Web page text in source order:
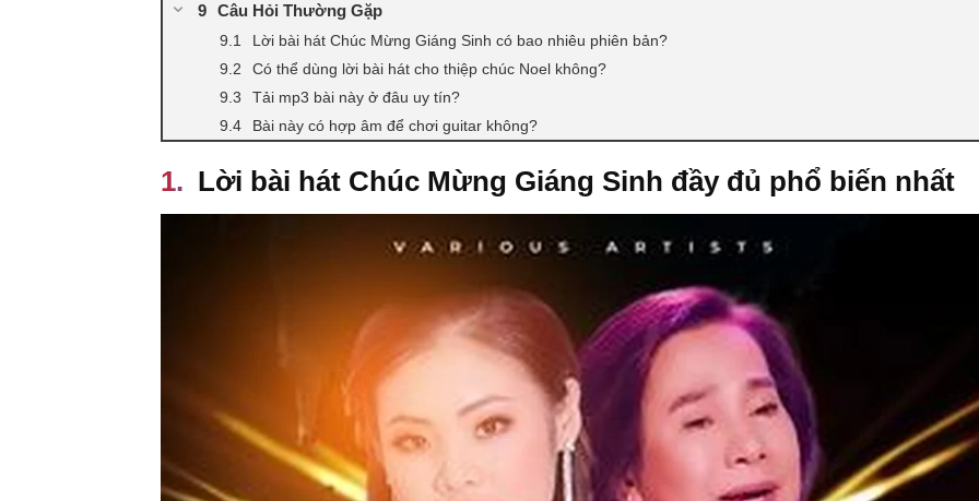
Câu Hỏi Thường Gặp
Lời bài hát Chúc Mừng Giáng Sinh có bao nhiêu phiên bản?
Có thể dùng lời bài hát cho thiệp chúc Noel không?
Tải mp3 bài này ở đâu uy tín?
Bài này có hợp âm để chơi guitar không?
Lời bài hát Chúc Mừng Giáng Sinh đầy đủ phổ biến nhất